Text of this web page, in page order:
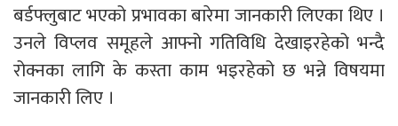
बर्डफ्लुबाट भएको प्रभावका बारेमा जानकारी लिएका थिए ।
उनले विप्लव समूहले आफ्नो गतिविधि देखाइरहेको भन्दै
रोक्नका लागि के कस्ता काम भइरहेको छ भन्ने विषयमा
जानकारी लिए ।